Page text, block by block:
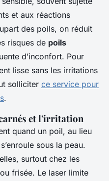
et aux réactions
des poils, on réduit
risques de poils
d’inconfort. Pour
lisse sans les irritations
solliciter ce service pour
.
et l'irritation
quand un poil, au lieu
sous la peau.
surtout chez les
frisée. Le laser limite